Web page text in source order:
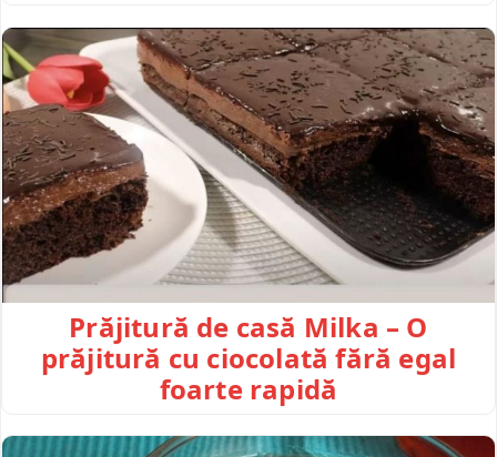
Prăjitură de casă Milka – O
prăjitură cu ciocolată fără egal
foarte rapidă